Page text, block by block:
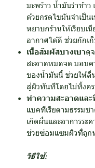
มะพร้าว น้ำมันรำข้า
ด้วยกรดไขมันจำเป็น
หยาบกร้านให้เรียบเ
อากาศได้ดี ช่วยกักเ
เนื้อสัมผัสบางเบาดุ
สะอาดหมดจด มอบ
ของน้ำมันนี้ ช่วยให้ลื่
สู่ผิวทันทีโดยไม่ทิ้งค
ทำความสะอาดแล
แบคทีเรียตามธรรมช
เกิดผื่นและอาการระ
ช่วยซ่อมแซมผิวที่ถูก
วิธีใช้: